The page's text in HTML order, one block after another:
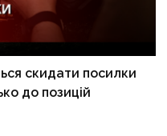
скидати посилки
до позицій